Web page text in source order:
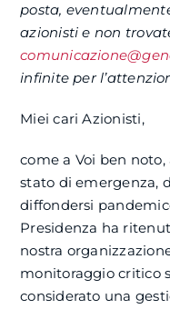
posta,
azionisti e non
infinite per
Miei cari Azionisti,
come a Voi ben
stato di emergenza,
diffondersi
Presidenza ha
nostra
monitoraggio critico
considerato una